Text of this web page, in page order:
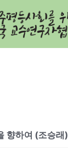
향하여 (조승래)